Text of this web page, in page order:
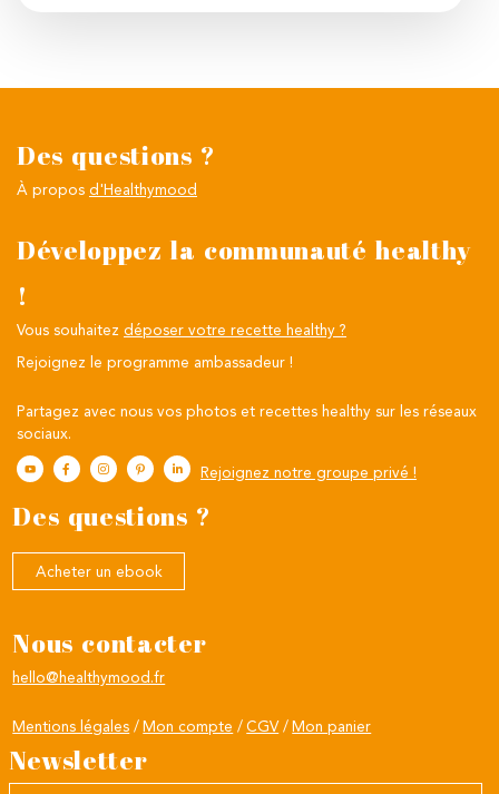
Des questions ?
À propos d'Healthymood
Développez la communauté healthy
!
Vous souhaitez déposer votre recette healthy ?
Rejoignez le programme ambassadeur !
Partagez avec nous vos photos et recettes healthy sur les réseaux
sociaux.
Rejoignez notre groupe privé !
Des questions ?
Acheter un ebook
Nous contacter
hello@healthymood.fr
Mentions légales Mon compte CGV Mon panier
Newsletter